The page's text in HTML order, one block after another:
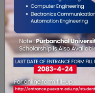
मानव संसाधन विभागको
नयाँ कार्यालय सञ्चालनमा
विशेष भिडियो